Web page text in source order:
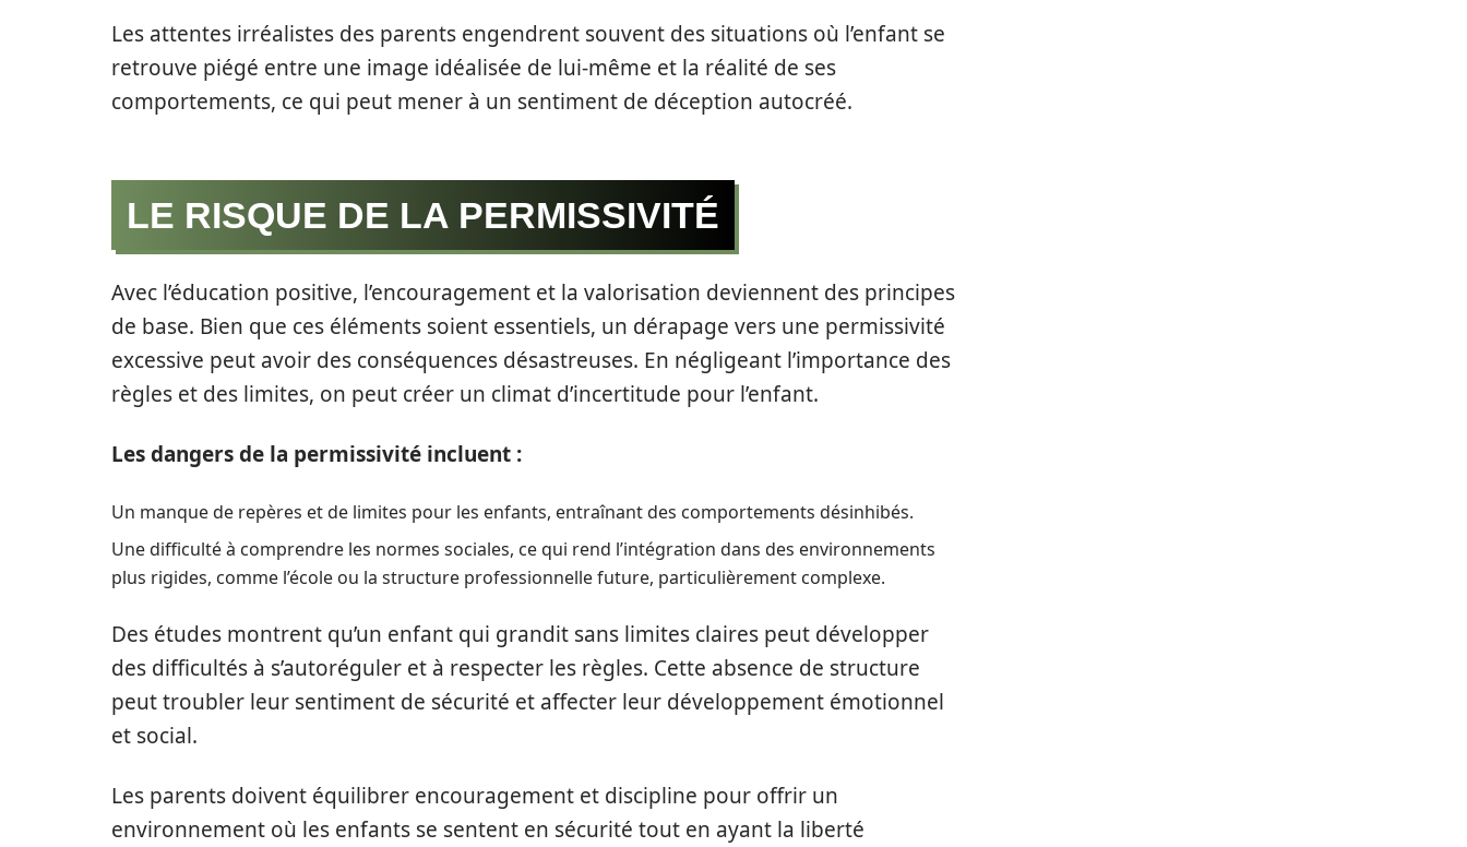
Les attentes irréalistes des parents engendrent souvent des situations où l’enfant se
retrouve piégé entre une image idéalisée de lui-même et la réalité de ses
comportements, ce qui peut mener à un sentiment de déception autocréé.
LE RISQUE DE LA PERMISSIVITÉ
Avec l’éducation positive, l’encouragement et la valorisation deviennent des principes
de base. Bien que ces éléments soient essentiels, un dérapage vers une permissivité
excessive peut avoir des conséquences désastreuses. En négligeant l’importance des
règles et des limites, on peut créer un climat d’incertitude pour l’enfant.
Les dangers de la permissivité incluent :
Un manque de repères et de limites pour les enfants, entraînant des comportements désinhibés.
Une difficulté à comprendre les normes sociales, ce qui rend l’intégration dans des environnements
plus rigides, comme l’école ou la structure professionnelle future, particulièrement complexe.
Des études montrent qu’un enfant qui grandit sans limites claires peut développer
des difficultés à s’autoréguler et à respecter les règles. Cette absence de structure
peut troubler leur sentiment de sécurité et affecter leur développement émotionnel
et social.
Les parents doivent équilibrer encouragement et discipline pour offrir un
environnement où les enfants se sentent en sécurité tout en ayant la liberté